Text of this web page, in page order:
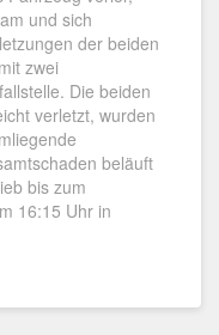
und sich
der beiden
zwei
Die beiden
verletzt, wurden
beläuft
bis zum
16:15 Uhr in